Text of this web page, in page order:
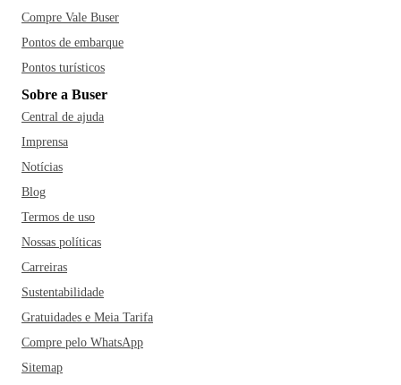
Compre Vale Buser
Pontos de embarque
Pontos turísticos
Sobre a Buser
Central de ajuda
Imprensa
Notícias
Blog
Termos de uso
Nossas políticas
Carreiras
Sustentabilidade
Gratuidades e Meia Tarifa
Compre pelo WhatsApp
Sitemap